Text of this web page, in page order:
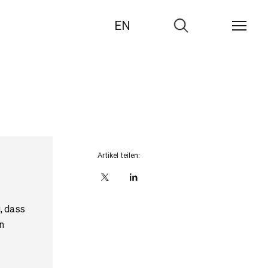
EN
Zur
dass
Artikel teilen:
X linkedIn